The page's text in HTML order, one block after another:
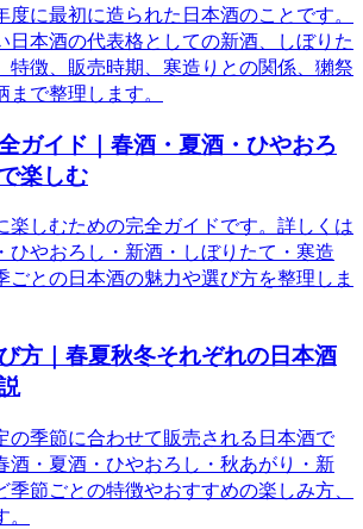
に最初に造られた日本酒のことです。
日本酒の代表格としての新酒、しぼりた
特徴、販売時期、寒造りとの関係、獺祭
で整理します。
ガイド｜春酒・夏酒・ひやおろ
楽しむ
楽しむための完全ガイドです。詳しくは
ひやおろし・新酒・しぼりたて・寒造
ごとの日本酒の魅力や選び方を整理しま
方｜春夏秋冬それぞれの日本酒
の季節に合わせて販売される日本酒で
酒・夏酒・ひやおろし・秋あがり・新
節ごとの特徴やおすすめの楽しみ方、